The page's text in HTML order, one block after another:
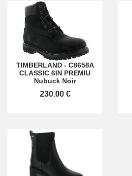
TIMBERLAND- C8658A
CLASSIC 6IN PREMIU
Nubuck Noir
230.00 €